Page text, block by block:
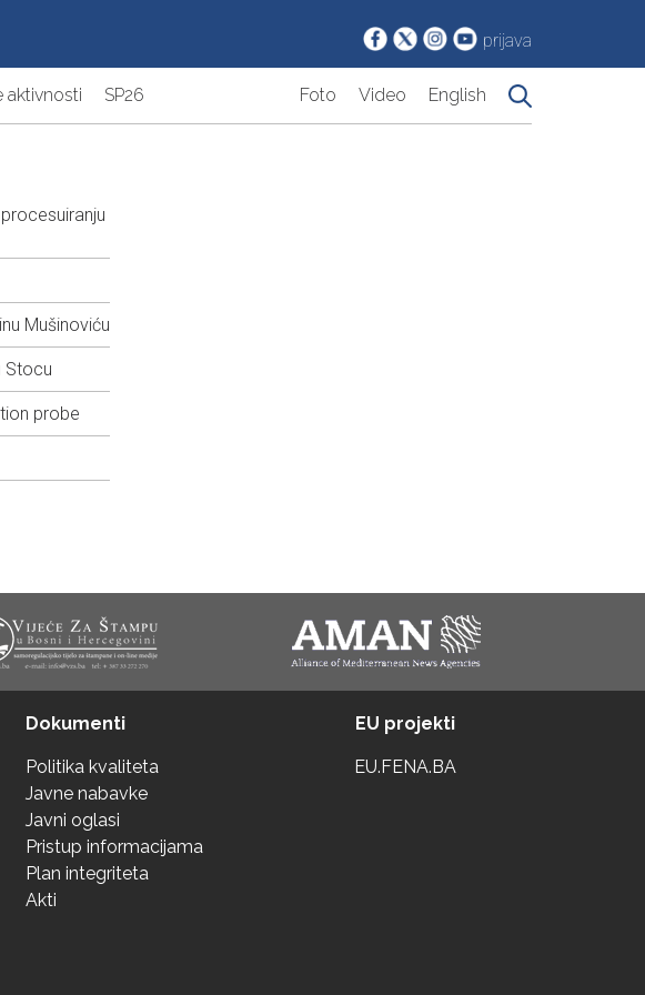
prijava
aktivnosti SP26 Foto Video English
Mušinoviću
Stocu
probe
Dokumenti
Politika kvaliteta
Javne nabavke
Javni oglasi
Pristup informacijama
Plan integriteta
Akti
EU projekti
EU.FENA.BA